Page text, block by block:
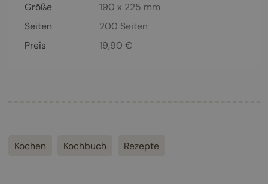
Größe
190 x 225 mm
Seiten
200 Seiten
Preis
19,90 €
Kochen Kochbuch Rezepte